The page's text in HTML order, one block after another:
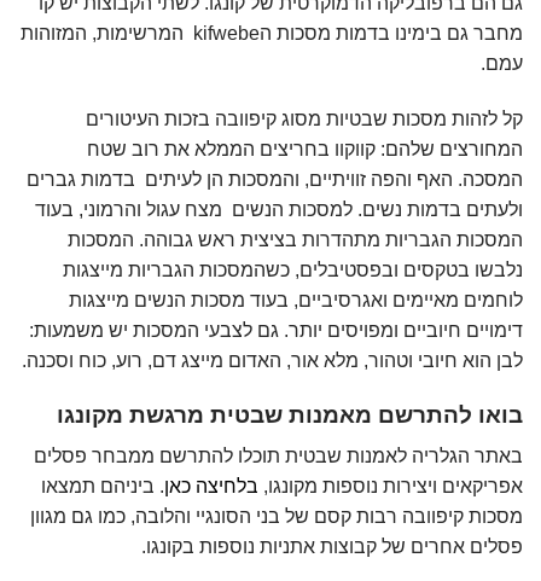
מחבר גם בימינו בדמות מסכות הkifwebe המרשימות, המזוהות
עמם.
קל לזהות מסכות שבטיות מסוג קיפוובה בזכות העיטורים
המחורצים שלהם: קווקוו בחריצים הממלא את רוב שטח
המסכה. האף והפה זוויתיים, והמסכות הן לעיתים בדמות גברים
ולעתים בדמות נשים. למסכות הנשים מצח עגול והרמוני, בעוד
המסכות הגבריות מתהדרות בציצית ראש גבוהה. המסכות
נלבשו בטקסים ובפסטיבלים, כשהמסכות הגבריות מייצגות
לוחמים מאיימים ואגרסיביים, בעוד מסכות הנשים מייצגות
דימויים חיוביים ומפויסים יותר. גם לצבעי המסכות יש משמעות:
לבן הוא חיובי וטהור, מלא אור, האדום מייצג דם, רוע, כוח וסכנה.
בואו להתרשם מאמנות שבטית מרגשת מקונגו
באתר הגלריה לאמנות שבטית תוכלו להתרשם ממבחר פסלים
אפריקאים ויצירות נוספות מקונגו, בלחיצה כאן. ביניהם תמצאו
מסכות קיפוובה רבות קסם של בני הסונגיי והלובה, כמו גם מגוון
פסלים אחרים של קבוצות אתניות נוספות בקונגו.